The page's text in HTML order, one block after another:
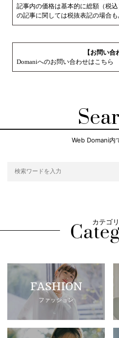
記事内の価格は基本的に総額（税
の記事に関しては税抜表記の場合も
【お問い合
Domaniへのお問い合わせはこちら
Web Domani内
カテゴ
FASHION
ファッション